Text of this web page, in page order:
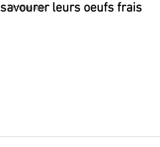
Témoignages
savourer leurs oeufs frais